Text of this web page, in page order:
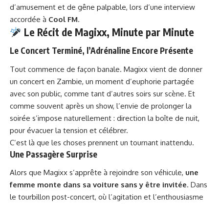
d’amusement et de gêne palpable, lors d’une interview
accordée à Cool FM.
Le Récit de Magixx, Minute par Minute
Le Concert Terminé, l’Adrénaline Encore Présente
Tout commence de façon banale. Magixx vient de donner
un concert en Zambie, un moment d’euphorie partagée
avec son public, comme tant d’autres soirs sur scène. Et
comme souvent après un show, l’envie de prolonger la
soirée s’impose naturellement : direction la boîte de nuit,
pour évacuer la tension et célébrer.
C’est là que les choses prennent un tournant inattendu.
Une Passagère Surprise
Alors que Magixx s’apprête à rejoindre son véhicule, une
femme monte dans sa voiture sans y être invitée. Dans
le tourbillon post-concert, où l’agitation et l’enthousiasme